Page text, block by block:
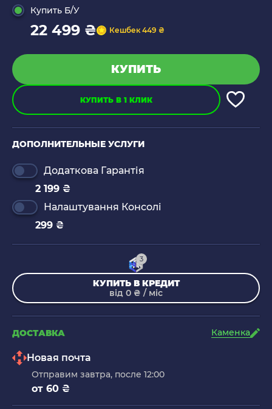
Купить Б/У
22 499 ₴ Кешбек 449 ₴
КУПИТЬ
КУПИТЬ В 1 КЛИК
ДОПОЛНИТЕЛЬНЫЕ УСЛУГИ
Додаткова Гарантія
2 199 ₴
Налаштування Консолі
299 ₴
КУПИТЬ В КРЕДИТ
від 0 ₴ / міс
3
ДОСТАВКА Каменка
Новая почта
Отправим завтра, после 12:00
от 60 ₴